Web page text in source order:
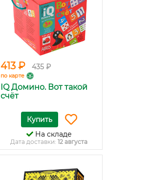
413 ₽ 435 ₽
по карте
IQ Домино. Вот такой
счёт
Купить
На складе
Дата доставки: 12 августа